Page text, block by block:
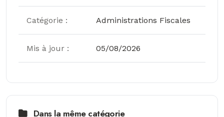
Catégorie : Administrations Fiscales
Mis à jour : 05/08/2026
Dans la même catégorie